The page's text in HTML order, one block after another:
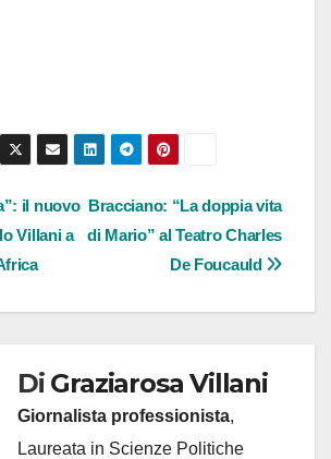
Bracciano: “La doppia vita
di Mario” al Teatro Charles
De Foucauld
il nuovo
Villani a
Di Graziarosa Villani
Giornalista professionista,
Laureata in Scienze Politiche